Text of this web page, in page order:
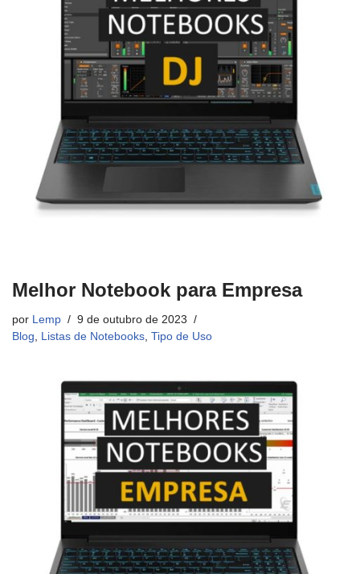
Melhor Notebook para Empresa
por Lemp
9 de outubro de 2023
Blog
Listas de Notebooks Tipo de Uso